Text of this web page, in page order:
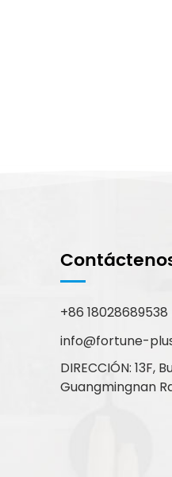
+86 18028689538
info@fortune-
DIRECCIÓN: 13F,
Guangmingnan